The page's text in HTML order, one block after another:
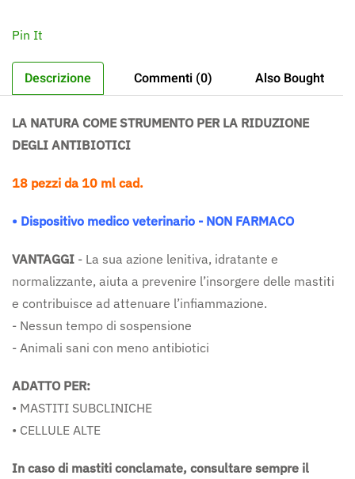
Pin It
Descrizione Commenti (0) Also Bought
LA NATURA COME STRUMENTO PER LA RIDUZIONE
DEGLI ANTIBIOTICI
18 pezzi da 10 ml cad.
• Dispositivo medico veterinario - NON FARMACO
VANTAGGI - La sua azione lenitiva, idratante e
normalizzante, aiuta a prevenire l’insorgere delle mastiti
e contribuisce ad attenuare l’infiammazione.
- Nessun tempo di sospensione
- Animali sani con meno antibiotici
ADATTO PER:
• MASTITI SUBCLINICHE
• CELLULE ALTE
In caso di mastiti conclamate, consultare sempre il